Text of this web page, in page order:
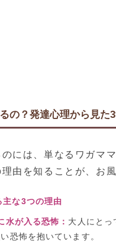
の？発達心理から見た
には、単なるワガマ
由を知ることが、お
主な3つの理由
水が入る恐怖： 大人にとっ
恐怖を抱いています。